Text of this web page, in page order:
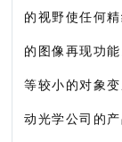
的视野使任何
的图像再现功
等较小的对象
动光学公司的